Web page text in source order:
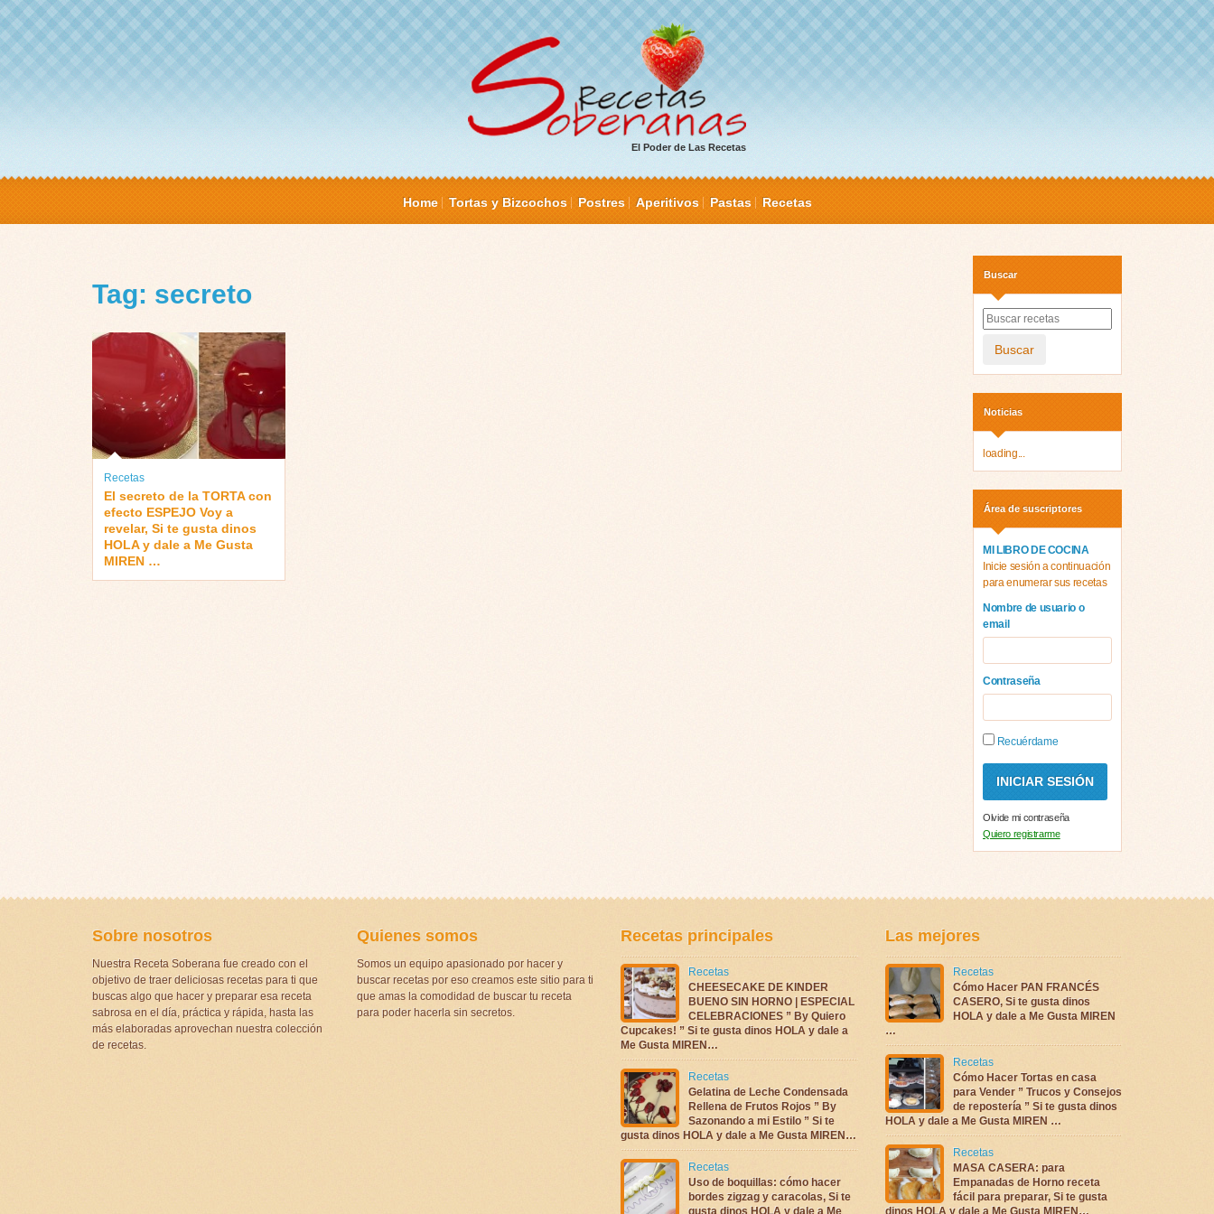
El Poder de Las Recetas
Home Tortas y Bizcochos Postres Aperitivos Pastas Recetas
Tag: secreto
Recetas
El secreto de la TORTA con
efecto ESPEJO Voy a
revelar, Si te gusta dinos
HOLA y dale a Me Gusta
MIREN …
Buscar
Buscar
Noticias
loading...
Área de suscriptores
MI LIBRO DE COCINA
Inicie sesión a continuación
para enumerar sus recetas
Nombre de usuario o
email
Contraseña
Recuérdame
Olvide mi contraseña
Quiero registrarme
Sobre nosotros
Nuestra Receta Soberana fue creado con el
objetivo de traer deliciosas recetas para ti que
buscas algo que hacer y preparar esa receta
sabrosa en el día, práctica y rápida, hasta las
más elaboradas aprovechan nuestra colección
de recetas.
Quienes somos
Somos un equipo apasionado por hacer y
buscar recetas por eso creamos este sitio para ti
que amas la comodidad de buscar tu receta
para poder hacerla sin secretos.
Recetas principales
Recetas
CHEESECAKE DE KINDER
BUENO SIN HORNO | ESPECIAL
CELEBRACIONES ” By Quiero
Cupcakes! ” Si te gusta dinos HOLA y dale a
Me Gusta MIREN…
Recetas
Gelatina de Leche Condensada
Rellena de Frutos Rojos ” By
Sazonando a mi Estilo ” Si te
gusta dinos HOLA y dale a Me Gusta MIREN…
Recetas
Uso de boquillas: cómo hacer
bordes zigzag y caracolas, Si te
gusta dinos HOLA y dale a Me
Las mejores
Recetas
Cómo Hacer PAN FRANCÉS
CASERO, Si te gusta dinos
HOLA y dale a Me Gusta MIREN
…
Recetas
Cómo Hacer Tortas en casa
para Vender ” Trucos y Consejos
de repostería ” Si te gusta dinos
HOLA y dale a Me Gusta MIREN …
Recetas
MASA CASERA: para
Empanadas de Horno receta
fácil para preparar, Si te gusta
dinos HOLA y dale a Me Gusta MIREN…